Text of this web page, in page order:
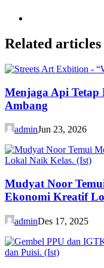
Related articles
Menjaga Api
Ambang
adminJun 23, 2026
Mudyat Noor
Ekonomi Kreatif
adminDes 17, 2025